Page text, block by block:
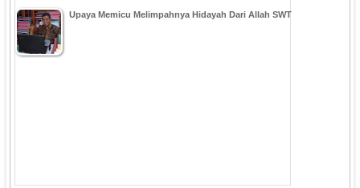
Upaya Memicu Melimpahnya Hidayah Dari Allah SWT